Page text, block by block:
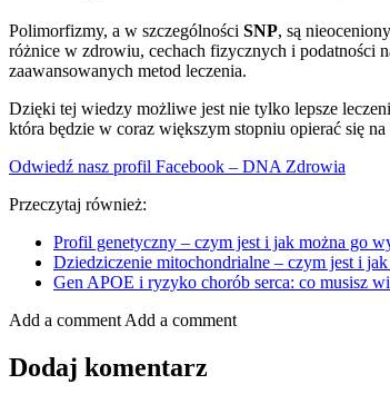
Polimorfizmy, a w szczególności SNP, są
różnice w zdrowiu, cechach fizycznych i podatności
zaawansowanych metod leczenia.
Dzięki tej wiedzy możliwe jest nie tylko lepsze
która będzie w coraz większym stopniu opierać się
Odwiedź nasz profil Facebook – DNA Zdrowia
Przeczytaj również:
Profil genetyczny – czym jest i jak można go
Dziedziczenie mitochondrialne – czym jest i jak
Gen APOE i ryzyko chorób serca: co musisz
Add a comment Add a comment
Dodaj komentarz